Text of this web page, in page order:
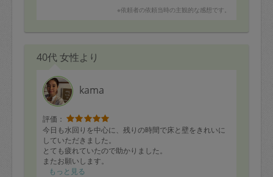
※依頼者の依頼当時の主観的な感想です。
40代 女性より
kama
評価：
今日も水回りを中心に、残りの時間で床と壁をきれいに
していただきました。
とても疲れていたので助かりました。
またお願いします。
もっと見る